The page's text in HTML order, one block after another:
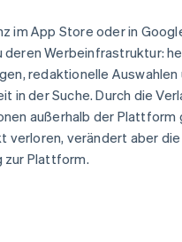
im App Store oder in
deren Werbeinfrastruktur:
redaktionelle Auswahlen
in der Suche. Durch die
außerhalb der Plattform
verloren, verändert aber
zur Plattform.